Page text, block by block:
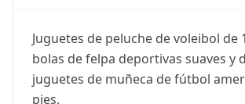
Juguetes de peluche de voleibol de
bolas de felpa deportivas suaves y
juguetes de muñeca de fútbol
pies,